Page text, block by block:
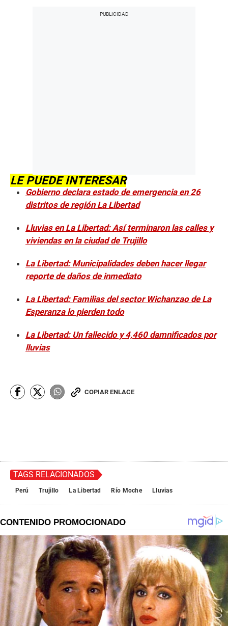
LE PUEDE INTERESAR
Gobierno declara estado de emergencia en 26
distritos de región La Libertad
Lluvias en La Libertad: Así terminaron las calles y
viviendas en la ciudad de Trujillo
La Libertad: Municipalidades deben hacer llegar
reporte de daños de inmediato
La Libertad: Familias del sector Wichanzao de La
Esperanza lo pierden todo
La Libertad: Un fallecido y 4,460 damnificados por
lluvias
COPIAR ENLACE
TAGS RELACIONADOS
Perú Trujillo La Libertad Río Moche Lluvias